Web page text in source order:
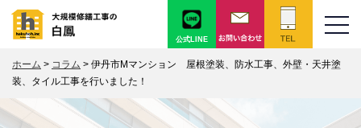
公式LINE
ホーム > コラム > 伊丹市Mマンション 屋根塗装、防水工事、外壁・天井塗
装、タイル工事を行いました！